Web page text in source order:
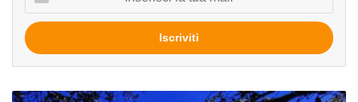
tua
mail
A